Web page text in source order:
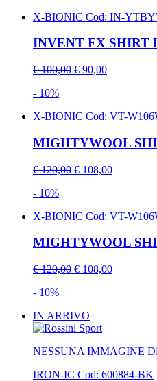
X-BIONIC Cod: IN-
INVENT FX SHIRT
€ 100,00 € 90,00
- 10%
X-BIONIC Cod: VT-
MIGHTYWOOL
€ 120,00 € 108,00
- 10%
X-BIONIC Cod: VT-
MIGHTYWOOL
€ 120,00 € 108,00
- 10%
IN ARRIVO
NESSUNA IMMAGINE
IRON-IC Cod: 600884-BK